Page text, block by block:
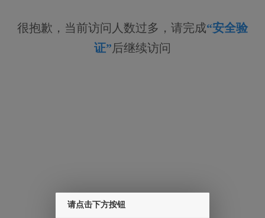
很抱歉，当前访问人数过多，请完成“安全验
证”后继续访问
请点击下方按钮